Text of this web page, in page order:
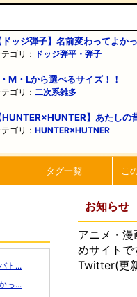
ドッジ弾子】名前変わってよ
ゴリ： ドッジ弾平・弾子
M・Lから選べるサイズ！！
ゴリ： 二次系雑多
HUNTER×HUNTER】あたしの
ゴリ： HUNTER×HUTNER
タグ一覧 こ
ト...
っ...
お知らせ
アニメ・漫
めサイトで
Twitter(更